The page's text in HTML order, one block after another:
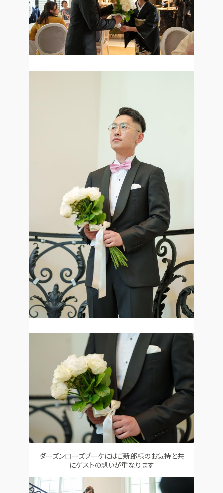
ダーズンローズブーケにはご新郎様のお気持と共
にゲストの想いが重なります